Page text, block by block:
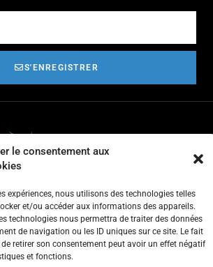
le consentement aux
expériences, nous utilisons des technologies telles
et/ou accéder aux informations des appareils.
technologies nous permettra de traiter des données
de navigation ou les ID uniques sur ce site. Le fait
retirer son consentement peut avoir un effet négatif
et fonctions.
S'ENREGISTRER
et générosité
et coopération
Aventure
Plaisir